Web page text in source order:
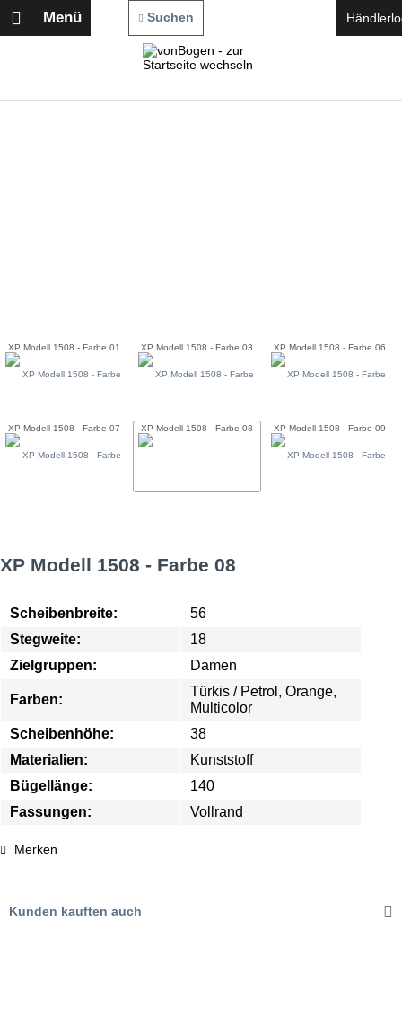
Suchen
Menü
XP Modell 1508 - Farbe 01 XP Modell 1508 - Farbe 03 XP Modell 1508 - Farbe 06
XP Modell 1508 - Farbe 07 XP Modell 1508 - Farbe 08 XP Modell 1508 - Farbe 09
XP Modell 1508 - Farbe 08
Scheibenbreite:
56
Stegweite:
18
Zielgruppen:
Damen
Farben:
Türkis / Petrol, Orange,
Multicolor
Scheibenhöhe:
38
Materialien:
Kunststoff
Bügellänge:
140
Fassungen:
Vollrand
Merken
Kunden kauften auch